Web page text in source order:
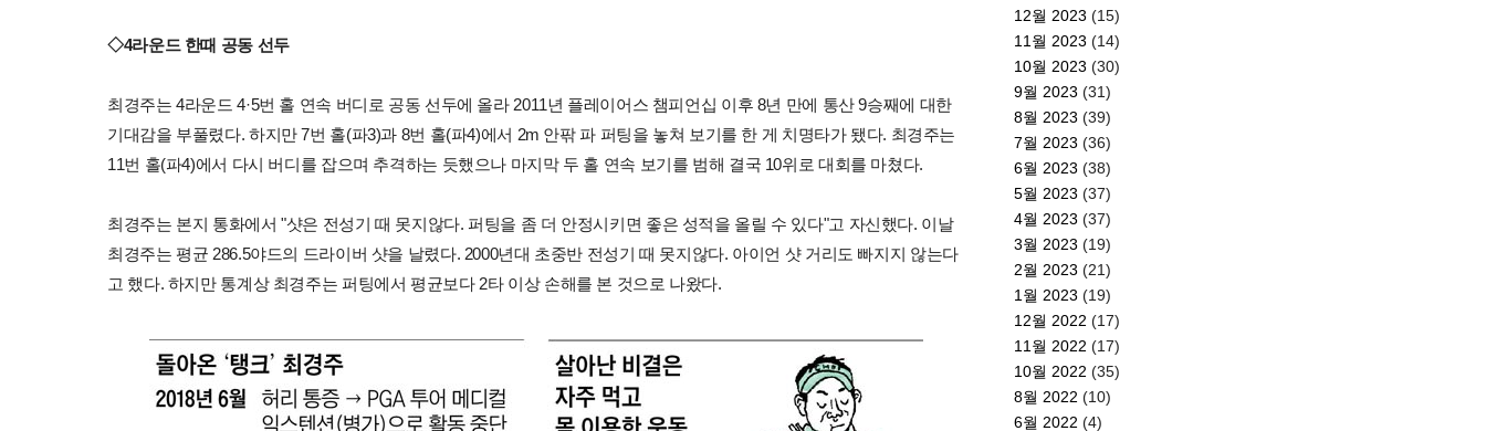
◇4라운드 한때 공동 선두
최경주는 4라운드 4·5번 홀 연속 버디로 공동 선두에 올라 2011년 플레이어스 챔피언십 이후 8년 만에 통산 9승째에 대한
기대감을 부풀렸다. 하지만 7번 홀(파3)과 8번 홀(파4)에서 2m 안팎 파 퍼팅을 놓쳐 보기를 한 게 치명타가 됐다. 최경주는
11번 홀(파4)에서 다시 버디를 잡으며 추격하는 듯했으나 마지막 두 홀 연속 보기를 범해 결국 10위로 대회를 마쳤다.
최경주는 본지 통화에서 "샷은 전성기 때 못지않다. 퍼팅을 좀 더 안정시키면 좋은 성적을 올릴 수 있다"고 자신했다. 이날
최경주는 평균 286.5야드의 드라이버 샷을 날렸다. 2000년대 초중반 전성기 때 못지않다. 아이언 샷 거리도 빠지지 않는다
고 했다. 하지만 통계상 최경주는 퍼팅에서 평균보다 2타 이상 손해를 본 것으로 나왔다.
12월 2023 (15)
11월 2023 (14)
10월 2023 (30)
9월 2023 (31)
8월 2023 (39)
7월 2023 (36)
6월 2023 (38)
5월 2023 (37)
4월 2023 (37)
3월 2023 (19)
2월 2023 (21)
1월 2023 (19)
12월 2022 (17)
11월 2022 (17)
10월 2022 (35)
8월 2022 (10)
6월 2022 (4)